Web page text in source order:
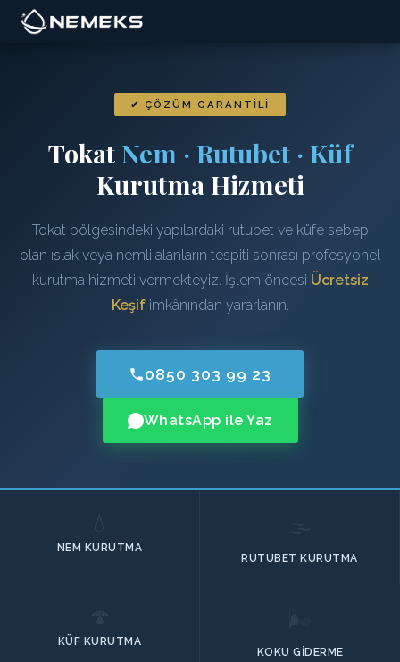
✔ ÇÖZÜM GARANTILI
Tokat Nem · Rutubet · Küf
Kurutma Hizmeti
Tokat bölgesindeki yapılardaki rutubet ve küfe sebep
olan ıslak veya nemli alanların tespiti sonrası profesyonel
kurutma hizmeti vermekteyiz. İşlem öncesi Ücretsiz
Keşifimkânından yararlanın.
0850 303 99 23
WhatsApp ile Yaz
NEM KURUTMA
RUTUBET KURUTMA
KÜF KURUTMA
KOKU GIDERME